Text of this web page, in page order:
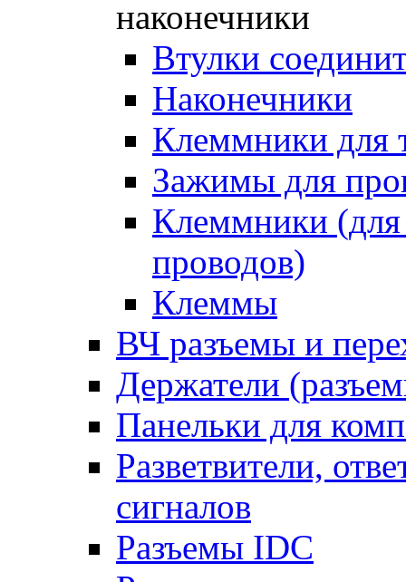
наконечники
Втулки
Наконечники
Клеммники для
Зажимы для
Клеммники (для
проводов)
Клеммы
ВЧ разъемы и
Держатели
Панельки для
Разветвители,
сигналов
Разъемы IDC